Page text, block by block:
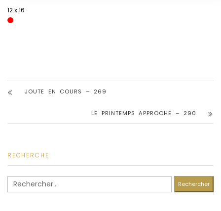
12 x 16
JOUTE EN COURS – 269
LE PRINTEMPS APPROCHE – 290
RECHERCHE
Rechercher :